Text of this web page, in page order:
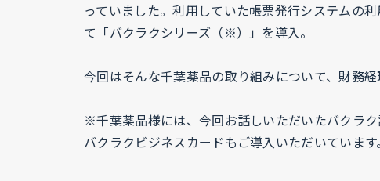
っていました。利用していた帳票発行システムの
て「バクラクシリーズ（※）」を導入。
今回はそんな千葉薬品の取り組みについて、財務
※千葉薬品様には、今回お話しいただいたバクラ
バクラクビジネスカードもご導入いただいています。